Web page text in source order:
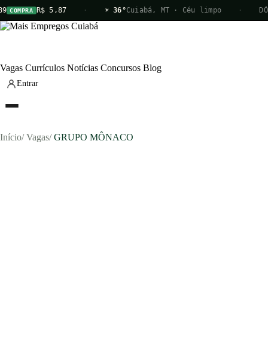
COMPRA R$ 5,87 ☀ 36°Cuiabá, MT · Céu limpo
Vagas Currículos Notícias Concursos Blog
Entrar
Início/ Vagas/ GRUPO MÔNACO